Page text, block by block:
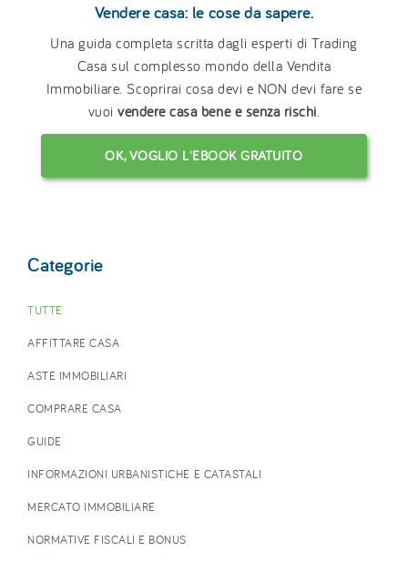
Vendere casa: le cose da sapere.
Una guida completa scritta dagli esperti di Trading
Casa sul complesso mondo della Vendita
Immobiliare. Scoprirai cosa devi e NON devi fare se
vuoivendere casa bene e senza rischi.
OK, VOGLIO L'EBOOK GRATUITO
Categorie
TUTTE
AFFITTARE CASA
ASTE IMMOBILIARI
COMPRARE CASA
GUIDE
INFORMAZIONI URBANISTICHE E CATASTALI
MERCATO IMMOBILIARE
NORMATIVE FISCALI E BONUS